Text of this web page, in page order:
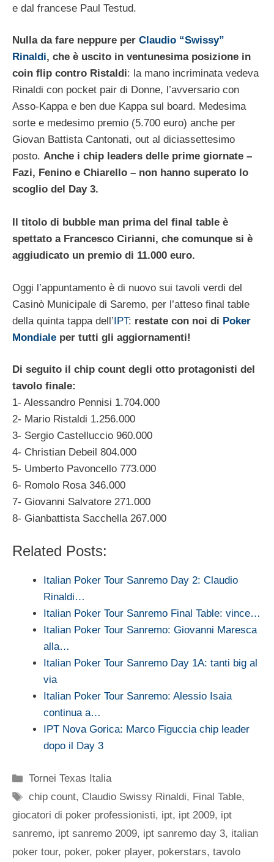
e dal francese Paul Testud.
Nulla da fare neppure per Claudio “Swissy”
Rinaldi, che è uscito in ventunesima posizione in
coin flip contro Ristaldi: la mano incriminata vedeva
Rinaldi con pocket pair di Donne, l’avversario con
Asso-Kappa e ben due Kappa sul board. Medesima
sorte e medesimo premio (5.700 euro) anche per
Giovan Battista Cantonati, out al diciassettesimo
posto. Anche i chip leaders delle prime giornate –
Fazi, Fenino e Chiarello – non hanno superato lo
scoglio del Day 3.
Il titolo di bubble man prima del final table è
spettato a Francesco Cirianni, che comunque si è
aggiudicato un premio di 11.000 euro.
Oggi l’appuntamento è di nuovo sui tavoli verdi del
Casinò Municipale di Saremo, per l’atteso final table
della quinta tappa dell’IPT: restate con noi di Poker
Mondiale per tutti gli aggiornamenti!
Di seguito il chip count degli otto protagonisti del
tavolo finale:
1- Alessandro Pennisi 1.704.000
2- Mario Ristaldi 1.256.000
3- Sergio Castelluccio 960.000
4- Christian Debeil 804.000
5- Umberto Pavoncello 773.000
6- Romolo Rosa 346.000
7- Giovanni Salvatore 271.000
8- Gianbattista Sacchella 267.000
Related Posts:
Italian Poker Tour Sanremo Day 2: Claudio
Rinaldi…
Italian Poker Tour Sanremo Final Table: vince…
Italian Poker Tour Sanremo: Giovanni Maresca
alla…
Italian Poker Tour Sanremo Day 1A: tanti big al
via
Italian Poker Tour Sanremo: Alessio Isaia
continua a…
IPT Nova Gorica: Marco Figuccia chip leader
dopo il Day 3
Categorie
Tornei Texas Italia
Tag
chip count, Claudio Swissy Rinaldi, Final Table,
giocatori di poker professionisti, ipt, ipt 2009, ipt
sanremo, ipt sanremo 2009, ipt sanremo day 3, italian
poker tour, poker, poker player, pokerstars, tavolo